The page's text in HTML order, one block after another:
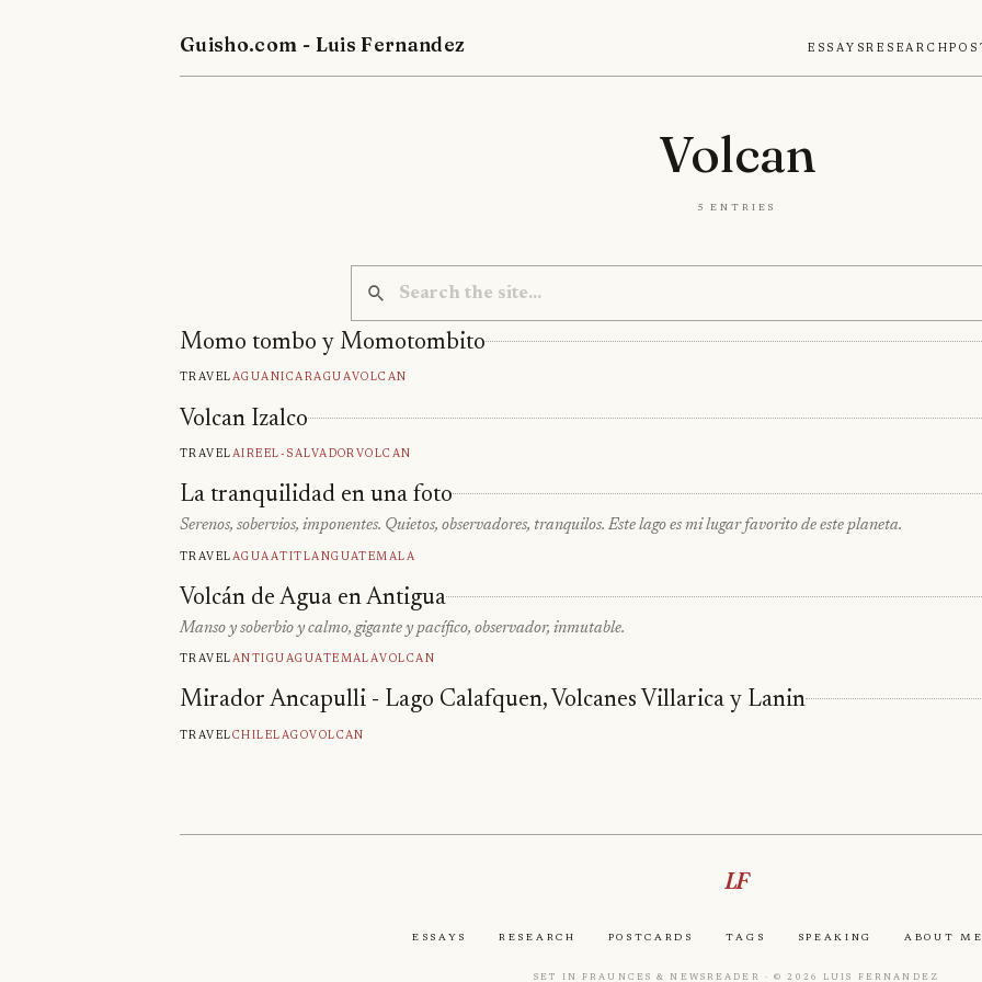
Guisho.com - Luis Fernandez EssaysResearch
Volcan
5 entries
Momo tombo y Momotombito
TravelAguaNicaraguaVolcan
Volcan Izalco
TravelAireEl-SalvadorVolcan
La tranquilidad en una foto
Serenos, sobervios, imponentes. Quietos, observadores, tranquilos. Este lago es mi lugar favorito de este planeta.
TravelAguaAtitlanGuatemala
Volcán de Agua en Antigua
Manso y soberbio y calmo, gigante y pacífico, observador, inmutable.
TravelAntiguaGuatemalaVolcan
Mirador Ancapulli - Lago Calafquen, Volcanes Villarica y Lanin
TravelChileLagoVolcan
LF
Essays Research Postcards Tags Speaking About Me
Set in Fraunces & Newsreader · © 2026 Luis Fernandez